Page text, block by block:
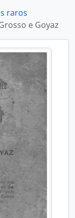
raros
e Goyaz